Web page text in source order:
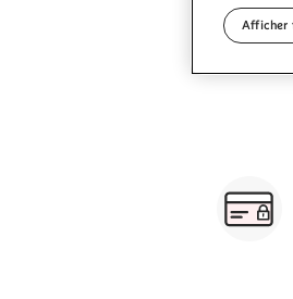
vous intéresser :
Afficher